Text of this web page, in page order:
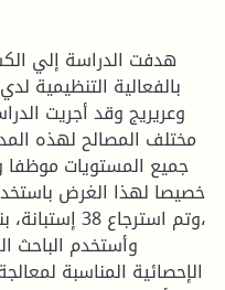
هدفت الدراسة إلي
بالفعالية التنظيمية
وعريريج وقد أجريت
جميع المستويات موظفا
خصيصا لهذا الغرض
وأستخدم الباحث
الإحصائية المناسبة